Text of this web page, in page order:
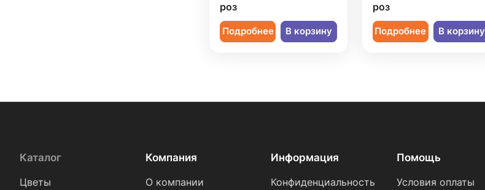
роз
Подробнее В корзину
роз
Подробнее В корзину
Каталог
Цветы
Компания
О компании
Информация
Конфиденциальность
Помощь
Условия оплаты